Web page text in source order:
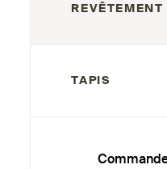
REVÊTEMENT
TAPIS